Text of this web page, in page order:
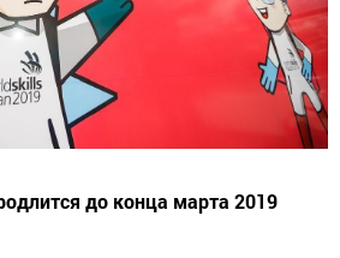
до конца марта 2019